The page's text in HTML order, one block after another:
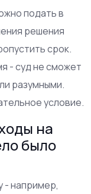
подать в
решения
срок.
- суд не сможет
разумными.
условие.
на
было
- например,